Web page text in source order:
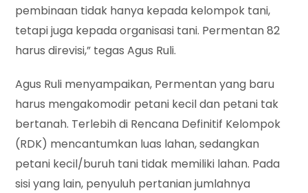
pembinaan tidak hanya kepada kelompok tani,
tetapi juga kepada organisasi tani. Permentan 82
harus direvisi,” tegas Agus Ruli.
Agus Ruli menyampaikan, Permentan yang baru
harus mengakomodir petani kecil dan petani tak
bertanah. Terlebih di Rencana Definitif Kelompok
(RDK) mencantumkan luas lahan, sedangkan
petani kecil/buruh tani tidak memiliki lahan. Pada
sisi yang lain, penyuluh pertanian jumlahnya